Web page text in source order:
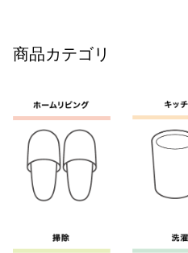
商品カテゴリ